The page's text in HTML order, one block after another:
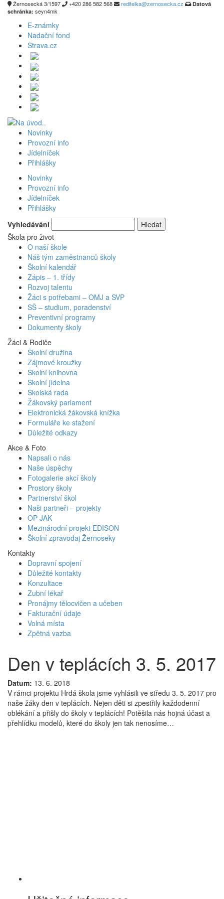
Žernosecká 3/1597 +420 286 582 568 reditelka@zernosecka.cz
Datová
schránka: seyn4mk
E-známky
Nadační fond
Strava.cz
Novinky
Provozní info
Jídelníček
Přihlášky
Novinky
Provozní info
Jídelníček
Přihlášky
Vyhledávání
Škola pro život
O naší škole
Náš tým zaměstnanců školy
Školní kalendář
Zápis – 1. třídy
Rozvoj talentu
Žáci s potřebami – OMJ a SVP
SŠ – studium, poradenství
Preventivní programy
Dokumenty školy
Žáci & Rodiče
Školní družina
Zájmové kroužky
Školní knihovna
Školní jídelna
Školská rada
Žákovský parlament
Elektronická žákovská knížka
Formuláře ke stažení
Důležité odkazy
Akce & Foto
Napsali o nás
Naše úspěchy
Fotogalerie akcí školy
Prostory školy
Partnerství škol
Naši partneři – projekty
OP JAK
Mezinárodní projekt EDISON
Školní zpravodaj Žernoseky
Kontakty
Dopravní spojení
Důležité kontakty
Konzultace
Zubní lékař
Pronájmy tělocvičen a učeben
Fakturační údaje
Volná místa
Zpětná vazba
Den v teplácích 3. 5. 2017
Datum: 13. 6. 2018
V rámci projektu Hrdá škola jsme vyhlásili ve středu 3. 5. 2017 pro
naše žáky den v teplácích. Nejen děti si zpestřily každodenní
oblékání a přišly do školy v teplácích! Potěšila nás hojná účast a
přehlídku modelů, které do školy jen tak nenosíme…